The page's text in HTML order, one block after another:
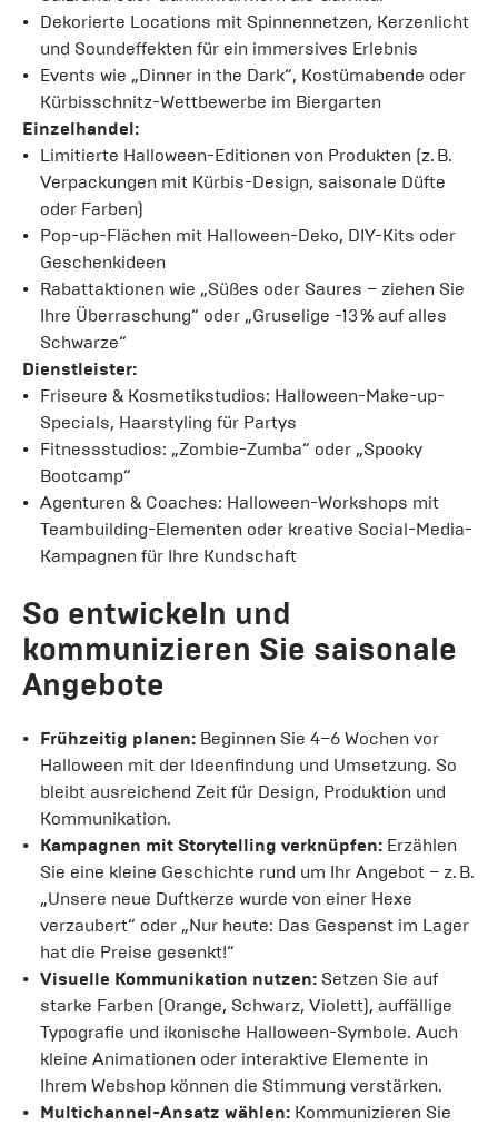
Dekorierte Locations mit Spinnennetzen, Kerzenlicht
und Soundeffekten für ein immersives Erlebnis
Events wie „Dinner in the Dark“, Kostümabende oder
Kürbisschnitz-Wettbewerbe im Biergarten
Einzelhandel:
Limitierte Halloween-Editionen von Produkten (z. B.
Verpackungen mit Kürbis-Design, saisonale Düfte
oder Farben)
Pop-up-Flächen mit Halloween-Deko, DIY-Kits oder
Geschenkideen
Rabattaktionen wie „Süßes oder Saures – ziehen Sie
Ihre Überraschung“ oder „Gruselige -13 % auf alles
Schwarze“
Dienstleister:
Friseure & Kosmetikstudios: Halloween-Make-up-
Specials, Haarstyling für Partys
Fitnessstudios: „Zombie-Zumba“ oder „Spooky
Bootcamp“
Agenturen & Coaches: Halloween-Workshops mit
Teambuilding-Elementen oder kreative Social-Media-
Kampagnen für Ihre Kundschaft
So entwickeln und
kommunizieren Sie saisonale
Angebote
Frühzeitig planen: Beginnen Sie 4–6 Wochen vor
Halloween mit der Ideenfindung und Umsetzung. So
bleibt ausreichend Zeit für Design, Produktion und
Kommunikation.
Kampagnen mit Storytelling verknüpfen: Erzählen
Sie eine kleine Geschichte rund um Ihr Angebot – z. B.
„Unsere neue Duftkerze wurde von einer Hexe
verzaubert“ oder „Nur heute: Das Gespenst im Lager
hat die Preise gesenkt!“
Visuelle Kommunikation nutzen: Setzen Sie auf
starke Farben (Orange, Schwarz, Violett), auffällige
Typografie und ikonische Halloween-Symbole. Auch
kleine Animationen oder interaktive Elemente in
Ihrem Webshop können die Stimmung verstärken.
Multichannel-Ansatz wählen: Kommunizieren Sie